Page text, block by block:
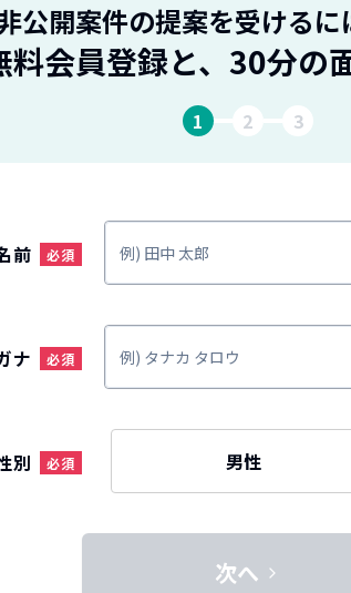
公開案件の提案を受けるに
料会員登録と、30分の
1 2 3
前
ナ
別 男性
次へ